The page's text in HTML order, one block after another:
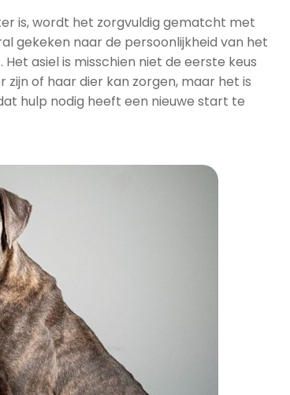
is, wordt het zorgvuldig gematcht met
gekeken naar de persoonlijkheid van het
asiel is misschien niet de eerste keus
of haar dier kan zorgen, maar het is
hulp nodig heeft een nieuwe start te